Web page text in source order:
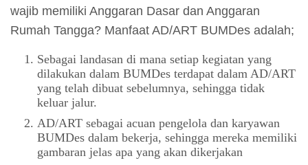
wajib memiliki Anggaran Dasar dan Anggaran
Rumah Tangga? Manfaat AD/ART BUMDes adalah;
Sebagai landasan di mana setiap kegiatan yang
dilakukan dalam BUMDes terdapat dalam AD/ART
yang telah dibuat sebelumnya, sehingga tidak
keluar jalur.
AD/ART sebagai acuan pengelola dan karyawan
BUMDes dalam bekerja, sehingga mereka memiliki
gambaran jelas apa yang akan dikerjakan